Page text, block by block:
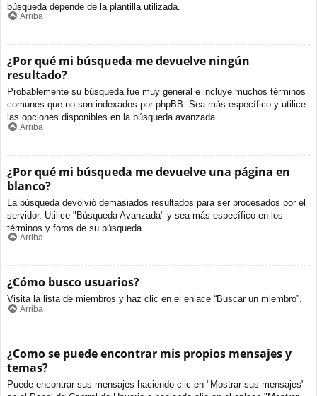
búsqueda depende de la plantilla utilizada.
Arriba
¿Por qué mi búsqueda me devuelve ningún
resultado?
Probablemente su búsqueda fue muy general e incluye muchos términos
comunes que no son indexados por phpBB. Sea más específico y utilice
las opciones disponibles en la búsqueda avanzada.
Arriba
¿Por qué mi búsqueda me devuelve una página en
blanco?
La búsqueda devolvió demasiados resultados para ser procesados por el
servidor. Utilice "Búsqueda Avanzada" y sea más específico en los
términos y foros de su búsqueda.
Arriba
¿Cómo busco usuarios?
Visita la lista de miembros y haz clic en el enlace “Buscar un miembro”.
Arriba
¿Como se puede encontrar mis propios mensajes y
temas?
Puede encontrar sus mensajes haciendo clic en "Mostrar sus mensajes"